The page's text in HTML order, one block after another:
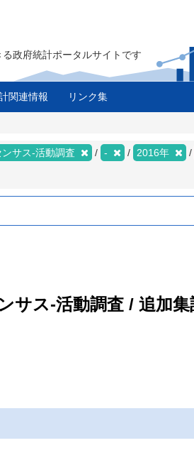
政府統計ポータルサイトです
関連情報 リンク集
サス‐活動調査 - 2016年
サス‐活動調査 / 追加